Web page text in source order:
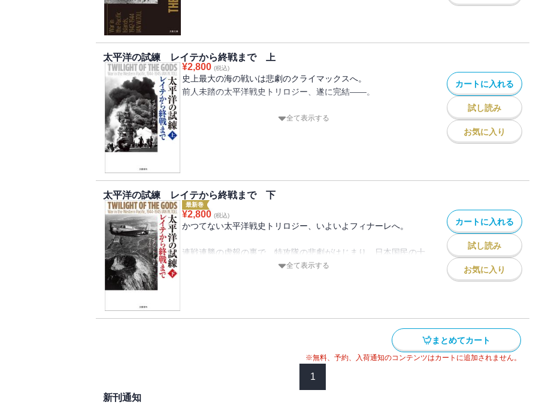
※この電子書籍は2016年3月に文藝春秋より刊行された単行本の
文庫版を底本としています。
第九章 日本の石油輸送網を叩け
第十章 奇襲から甦ったパールハーバー
第十一章 日米激突の白兵戦「タラワの戦い」
第十二章 真珠湾の仇をトラックで討つ
第十三章 艦隊決戦で逆転勝利を狙う日本海軍
第十四章 日米空母最後の決戦とサイパンの悲劇
太平洋の試練 レイテから終戦まで 上
¥2,800 (税込)
史上最大の海の戦いは悲劇のクライマックスへ。
前人未踏の太平洋戦史トリロジー、遂に完結――。
第一部、第二部に続き、５年の執筆期間を費やして描き切られ
に、そしてはるかに政治的になっていた。真珠湾、ミッドウェ
イ、ガダルカナルといったそれぞれの海戦戦記だけでは決してわ
からない、終戦に向かう巨大なうねりを可視化するには、本書が
描き出す無数の人々の群像劇が必要不可欠だった。
それを象徴するエピソードが、本書上巻冒頭で描かれる、1944
年７月のホノルル戦略会議である。この会議は、これまでの歴史
攻撃を支持する海軍・キング。そして前例のない４期目をめざす
海軍と陸軍の縄張り争い、国内政治の綱引き、アジアの新勢力図
る軍事的な問題を超えて、微妙な思惑が交錯する政治イシューに
全て表示する
カートに入れる
試し読み
お気に入り
太平洋の試練 レイテから終戦まで 下
最新巻
¥2,800 (税込)
かつてない太平洋戦史トリロジー、いよいよフィナーレへ。
連戦連勝の虚報の裏で、特攻隊の悲劇がはじまり、日本国民の士
気は失われてゆく。一方、銃後のアメリカは未曾有の戦時景気に
し、戦意をさらに削り取ることだ。だがそれには本土までの飛行
を可能にする飛行場が必要だ。かくして、硫黄島の地獄の攻防戦
その少し前、マッカーサーが奪回を宣言したマニラでは、残存日
全て表示する
カートに入れる
試し読み
お気に入り
まとめてカート
※無料、予約、入荷通知のコンテンツはカートに追加されません。
1
新刊通知